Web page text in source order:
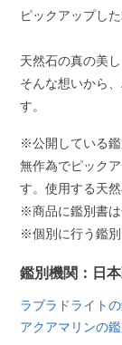
ピックアップし
天然石の真の美
そんな想いから
す。
※公開している
無作為でピック
す。使用する天
※商品に鑑別書
※個別に行う鑑
鑑別機関：日
ラブラドライト
アクアマリンの